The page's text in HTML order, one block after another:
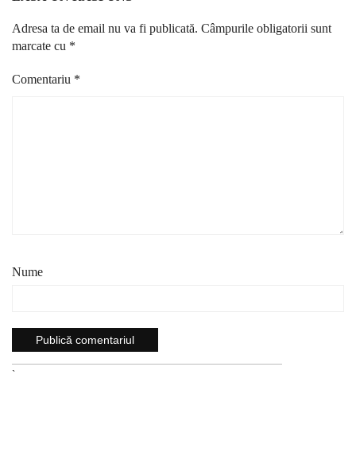
Adresa ta de email nu va fi publicată. Câmpurile obligatorii sunt
marcate cu *
Comentariu *
Nume
`